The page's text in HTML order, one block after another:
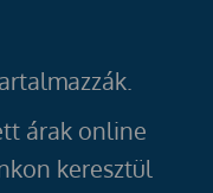
árak online
keresztül